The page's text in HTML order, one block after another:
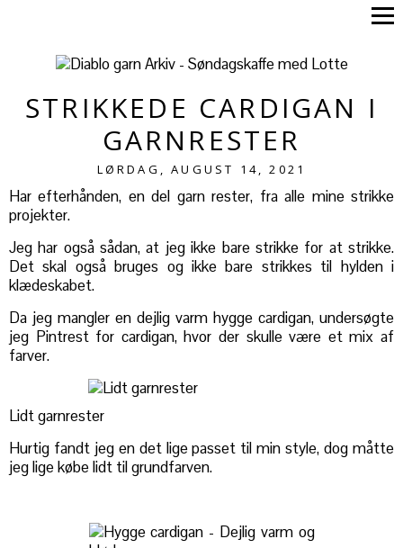
STRIKKEDE CARDIGAN I
GARNRESTER
LØRDAG, AUGUST 14, 2021
Har efterhånden, en del garn rester, fra alle mine strikke
projekter.
Jeg har også sådan, at jeg ikke bare strikke for at strikke.
Det skal også bruges og ikke bare strikkes til hylden i
klædeskabet.
Da jeg mangler en dejlig varm hygge cardigan, undersøgte
jeg Pintrest for cardigan, hvor der skulle være et mix af
farver.
Lidt garnrester
Hurtig fandt jeg en det lige passet til min style, dog måtte
jeg lige købe lidt til grundfarven.